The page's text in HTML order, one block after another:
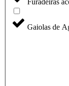
Gaiolas de